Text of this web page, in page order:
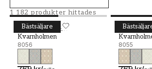
trender kommer och går. Här kan
nyheter från kända varumärken
garanterat trendsäker när du väljer
Nya tapeter
1 182 produkter hittades
Bästsäljare
BORÅSTAPETER
Kvarnholmen
8056
Kvarnholmen - 8056
8055